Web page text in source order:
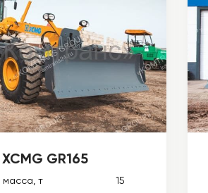
GR165
масса, т
15